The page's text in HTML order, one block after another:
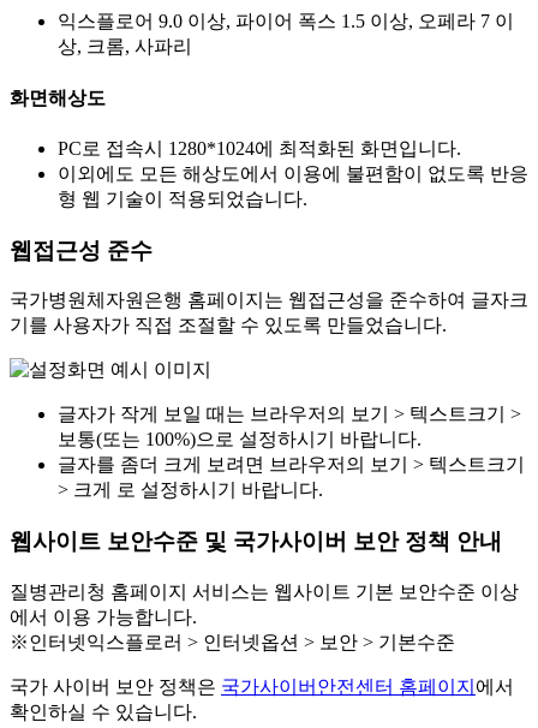
익스플로어 9.0 이상, 파이어 폭스 1.5 이상, 오페라 7 이
상, 크롬, 사파리
화면해상도
PC로 접속시 1280*1024에 최적화된 화면입니다.
이외에도 모든 해상도에서 이용에 불편함이 없도록 반응
형 웹 기술이 적용되었습니다.
웹접근성 준수
국가병원체자원은행 홈페이지는 웹접근성을 준수하여 글자크
기를 사용자가 직접 조절할 수 있도록 만들었습니다.
글자가 작게 보일 때는 브라우저의 보기 > 텍스트크기 >
보통(또는 100%)으로 설정하시기 바랍니다.
글자를 좀더 크게 보려면 브라우저의 보기 > 텍스트크기
> 크게 로 설정하시기 바랍니다.
웹사이트 보안수준 및 국가사이버 보안 정책 안내
질병관리청 홈페이지 서비스는 웹사이트 기본 보안수준 이상
에서 이용 가능합니다.
※인터넷익스플로러 > 인터넷옵션 > 보안 > 기본수준
국가 사이버 보안 정책은 국가사이버안전센터 홈페이지 에서
확인하실 수 있습니다.